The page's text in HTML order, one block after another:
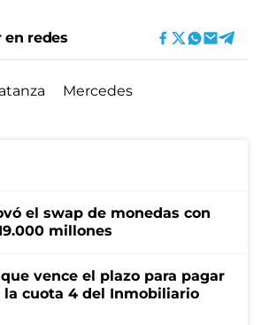
en redes
Mercedes
el swap de monedas con
millones
vence el plazo para pagar
la cuota 4 del Inmobiliario